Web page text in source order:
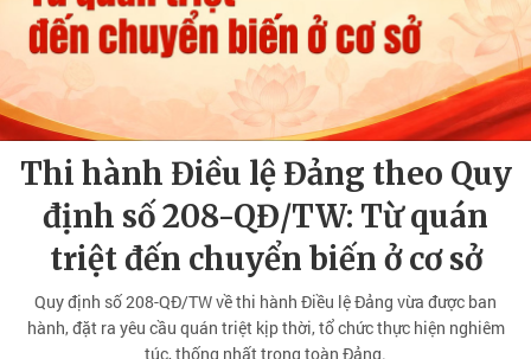
Thi hành Điều lệ Đảng theo Quy
định số 208-QĐ/TW: Từ quán
triệt đến chuyển biến ở cơ sở
Quy định số 208-QĐ/TW về thi hành Điều lệ Đảng vừa được ban
hành, đặt ra yêu cầu quán triệt kịp thời, tổ chức thực hiện nghiêm
túc, thống nhất trong toàn Đảng.